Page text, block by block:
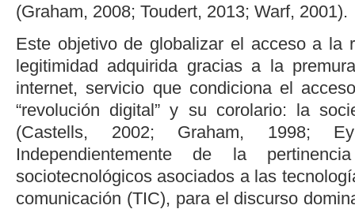
(Graham, 2008; Toudert, 2013; Warf, 2001).
Este objetivo de globalizar el acceso a la
legitimidad adquirida gracias a la
internet, servicio que condiciona el
“revolución digital” y su corolario: la
(Castells, 2002; Graham, 1998;
Independientemente de la
sociotecnológicos asociados a las
comunicación (TIC), para el discurso